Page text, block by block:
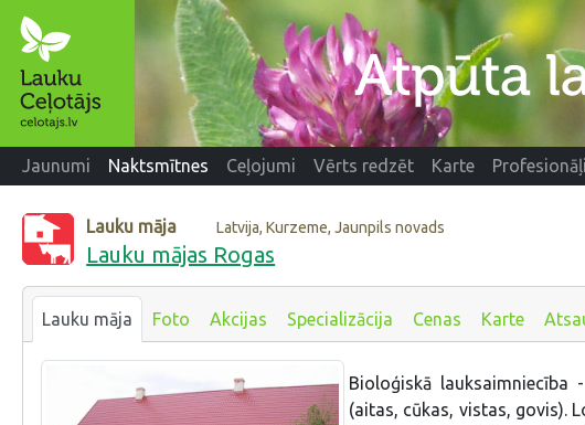
Jaunumi Naktsmītnes Ceļojumi Vērts redzēt Karte
Lauku māja Latvija, Kurzeme, Jaunpils novads
Lauku mājas Rogas
Lauku māja Foto Akcijas Specializācija Cenas Karte
Bioloģiskā lauksaimniecība
(aitas, cūkas, vistas, govis).